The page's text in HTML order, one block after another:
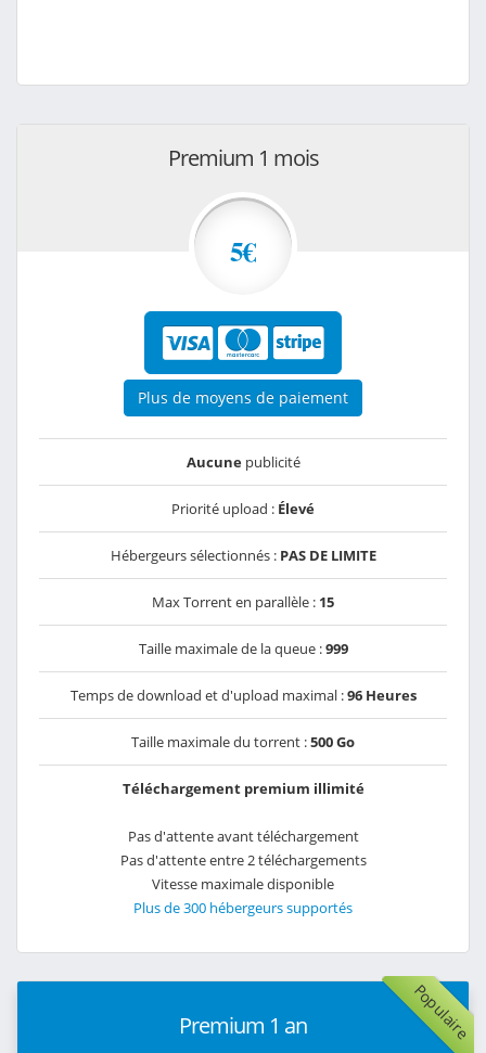
Premium 1 mois
5€
Plus de moyens de paiement
Aucunepublicité
Priorité upload : Élevé
Hébergeurs sélectionnés : PAS DE LIMITE
Max Torrent en parallèle : 15
Taille maximale de la queue :999
Temps de download et d'upload maximal :96 Heures
Taille maximale du torrent :500 Go
Téléchargement premium illimité
Pas d'attente avant téléchargement
Pas d'attente entre 2 téléchargements
Vitesse maximale disponible
Plus de 300 hébergeurs supportés
Populaire
Premium 1 an